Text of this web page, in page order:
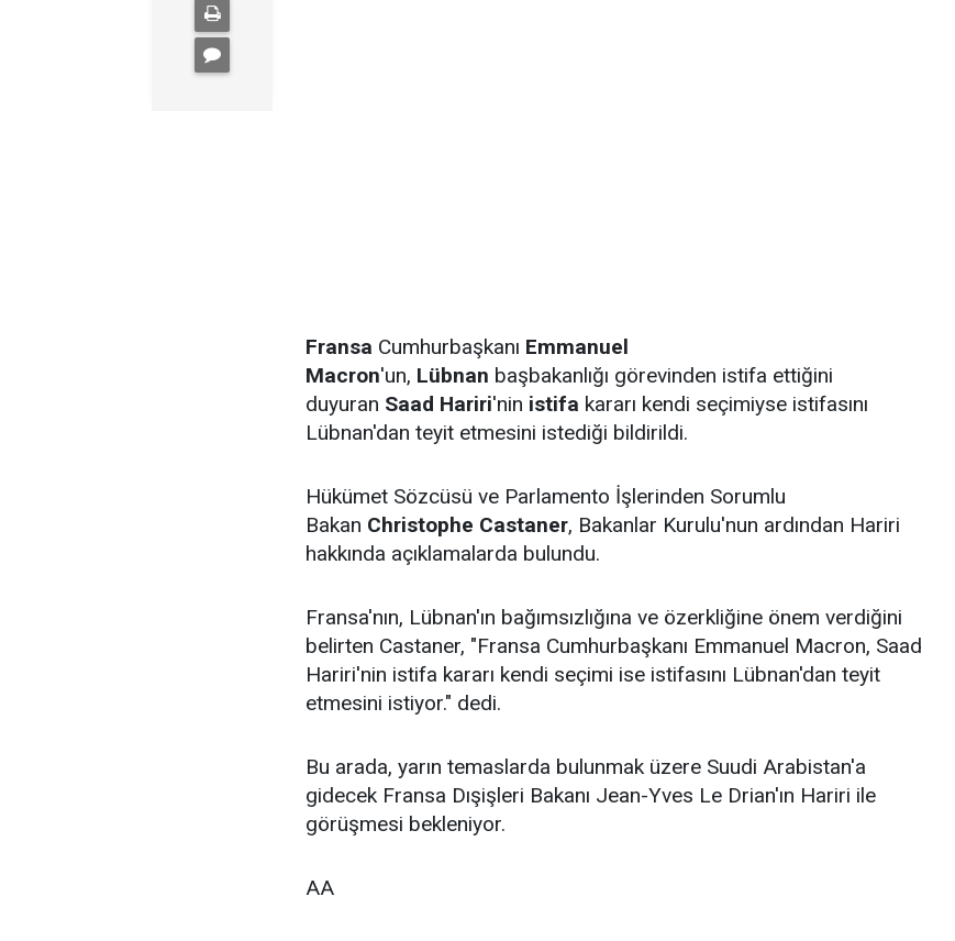
Fransa Cumhurbaşkanı Emmanuel
Macron'un, Lübnan başbakanlığı görevinden istifa ettiğini
duyuran Saad Hariri'nin istifa kararı kendi seçimiyse istifasını
Lübnan'dan teyit etmesini istediği bildirildi.
Hükümet Sözcüsü ve Parlamento İşlerinden Sorumlu
Bakan Christophe Castaner, Bakanlar Kurulu'nun ardından Hariri
hakkında açıklamalarda bulundu.
Fransa'nın, Lübnan'ın bağımsızlığına ve özerkliğine önem verdiğini
belirten Castaner, "Fransa Cumhurbaşkanı Emmanuel Macron, Saad
Hariri'nin istifa kararı kendi seçimi ise istifasını Lübnan'dan teyit
etmesini istiyor." dedi.
Bu arada, yarın temaslarda bulunmak üzere Suudi Arabistan'a
gidecek Fransa Dışişleri Bakanı Jean-Yves Le Drian'ın Hariri ile
görüşmesi bekleniyor.
AA